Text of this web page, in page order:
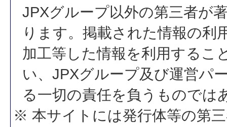
JPXグループ以外の第三者が
ります。掲載された情報の利
加工等した情報を利用するこ
い、JPXグループ及び運営パ
る一切の責任を負うものでは
※ 本サイトには発行体等の第